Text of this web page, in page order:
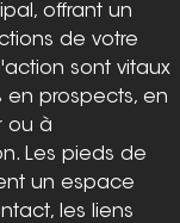
offrant un
de votre
sont vitaux
en prospects, en
ou à
Les pieds de
un espace
les liens